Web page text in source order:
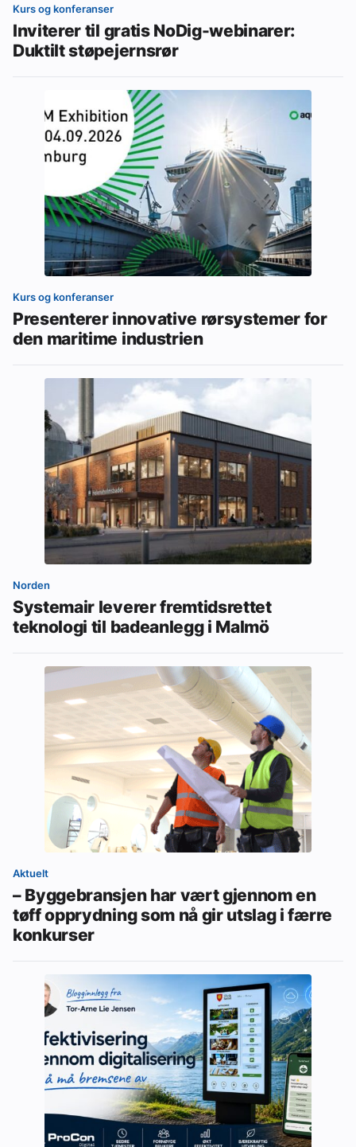
Kurs og konferanser
Inviterer til gratis NoDig-webinarer:
Duktilt støpejernsrør
Kurs og konferanser
Presenterer innovative rørsystemer for
den maritime industrien
Norden
Systemair leverer fremtidsrettet
teknologi til badeanlegg i Malmö
Aktuelt
– Byggebransjen har vært gjennom en
tøff opprydning som nå gir utslag i færre
konkurser